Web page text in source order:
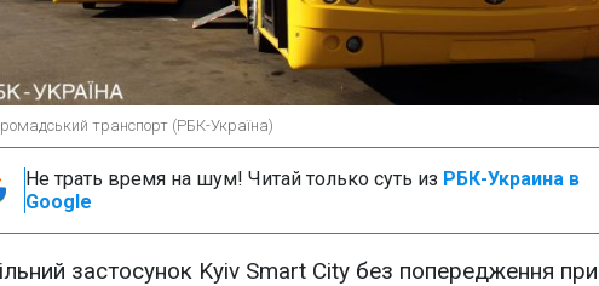
транспорт (РБК-Україна)
Не трать время на шум! Читай только суть из РБК-Украина в
Google
застосунок Kyiv Smart City без попередження